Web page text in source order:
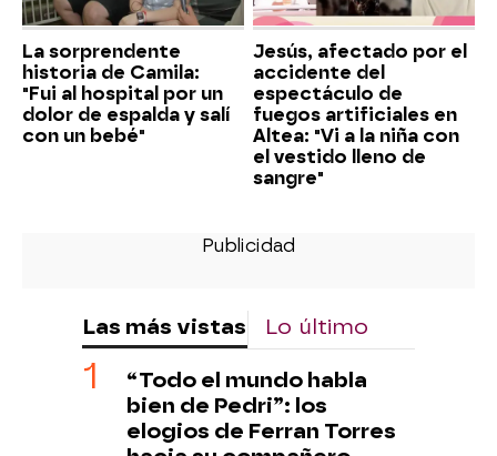
La sorprendente
historia de Camila:
"Fui al hospital por un
dolor de espalda y salí
con un bebé"
Jesús, afectado por el
accidente del
espectáculo de
fuegos artificiales en
Altea: "Vi a la niña con
el vestido lleno de
sangre"
Las más vistas Lo último
“Todo el mundo habla
bien de Pedri”: los
elogios de Ferran Torres